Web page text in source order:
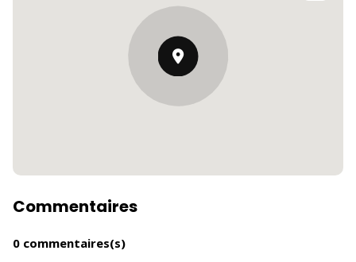
Commentaires
0 commentaires(s)